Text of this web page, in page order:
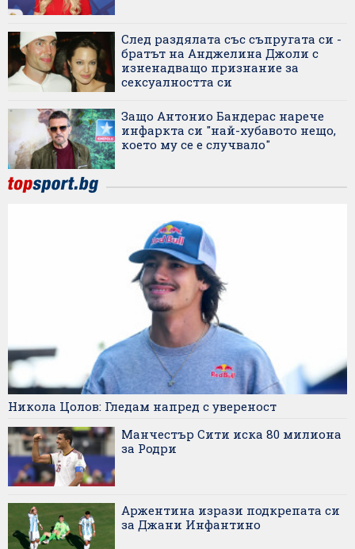
След раздялата със съпругата си -
братът на Анджелина Джоли с
изненадващо признание за
сексуалността си
Защо Антонио Бандерас нарече
инфаркта си "най-хубавото нещо,
което му се е случвало"
Никола Цолов: Гледам напред с увереност
Манчестър Сити иска 80 милиона
за Родри
Аржентина изрази подкрепата си
за Джани Инфантино